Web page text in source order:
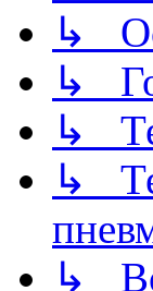
↳
↳
↳
↳
↳